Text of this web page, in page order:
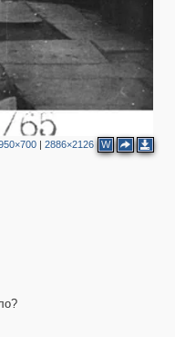
| 2886×2126 W